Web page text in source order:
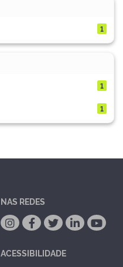
1
1
1
NAS REDES
ACESSIBILIDADE